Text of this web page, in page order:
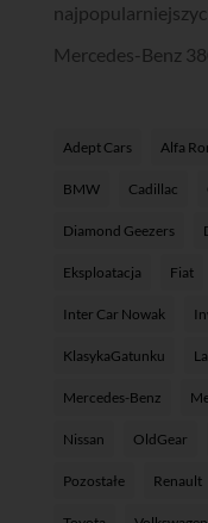
Mercedes-Benz
Adept Cars Alfa
BMW Cadillac
Diamond Geezers
Eksploatacja Fiat
Inter Car Nowak
KlasykaGatunku
Mercedes-Benz
Nissan OldGear
Pozostałe Renault